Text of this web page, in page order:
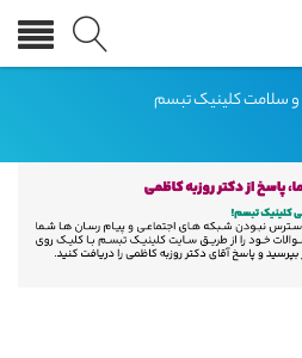
سلامت کلینیک تبسم